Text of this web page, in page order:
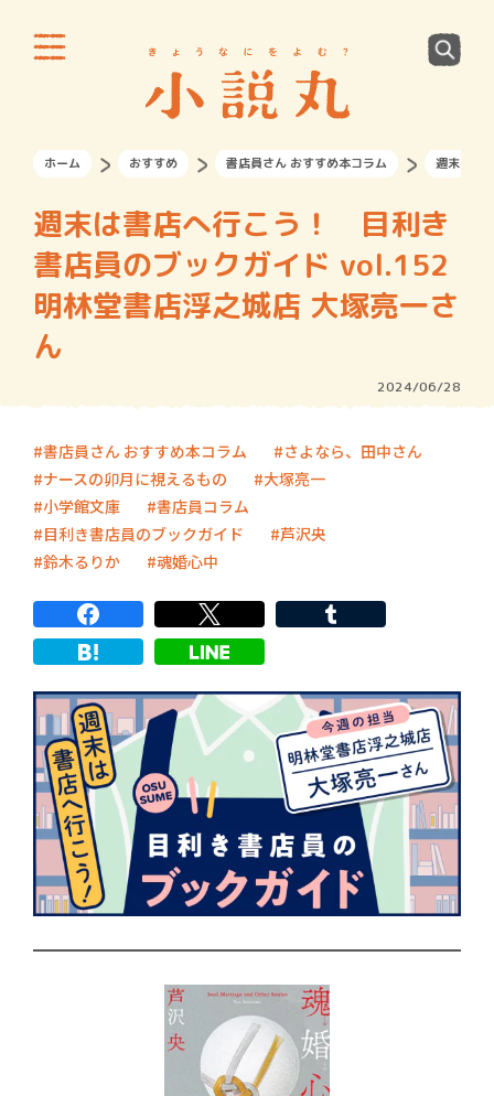
ホーム おすすめ 書店員さん おすすめ本コラム 週末は書
週末は書店へ行こう！ 目利き
書店員のブックガイド vol.152
明林堂書店浮之城店 大塚亮一さ
ん
2024/06/28
書店員さん おすすめ本コラム
さよなら、田中さん
ナースの卯月に視えるもの
大塚亮一
小学館文庫
書店員コラム
目利き書店員のブックガイド
芦沢央
鈴木るりか
魂婚心中